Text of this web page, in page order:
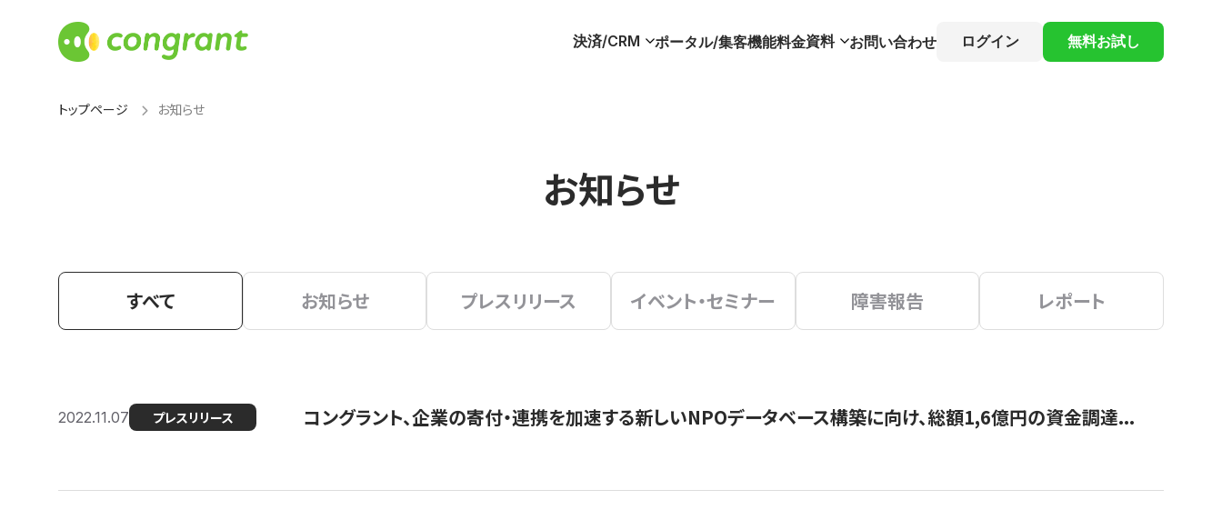
決済/CRM ポータル/集客機能料金資料 お問い合わせ ログイン 無料お試し
トップページ お知らせ
お知らせ
すべて お知らせ プレスリリース イベント・セミナー 障害報告 レポート
2022.11.07 プレスリリース コングラント、企業の寄付・連携を加速する新しいNPOデータベース構築に向け、総額1,6億円の資金調達...